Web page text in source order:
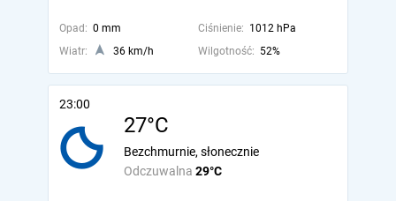
Opad: 0 mm Ciśnienie: 1012 hPa
Wiatr:
36 km/h Wilgotność: 52%
23:00
27°C
Odczuwalna 29°C
Bezchmurnie, słonecznie